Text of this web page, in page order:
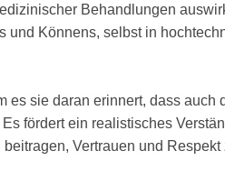
Behandlungen
und Könnens, selbst in
es sie daran erinnert, dass auch
fördert ein realistisches
Vertrauen und Respekt